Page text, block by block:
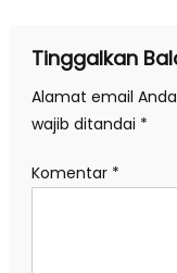
Tinggalkan
Alamat email
wajib ditandai *
Komentar *